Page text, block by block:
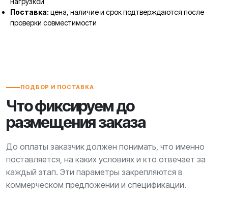
Поставка: цена, наличие и срок подтверждаются после
проверки совместимости
ПОДБОР И ПОСТАВКА
Что фиксируем до
размещения заказа
До оплаты заказчик должен понимать, что именно
поставляется, на каких условиях и кто отвечает за
каждый этап. Эти параметры закрепляются в
коммерческом предложении и спецификации.